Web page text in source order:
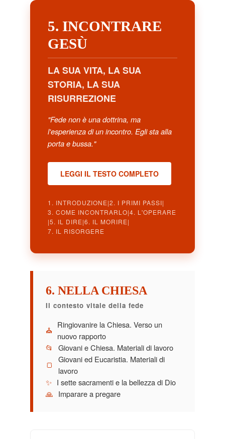
5. INCONTRARE
GESÙ
LA SUA VITA, LA SUA
STORIA, LA SUA
RISURREZIONE
"Fede non è una dottrina, ma
l'esperienza di un incontro. Egli sta alla
porta e bussa."
LEGGI IL TESTO COMPLETO
1. INTRODUZIONE|2. I PRIMI PASSI|
3. COME INCONTRARLO|4. L'OPERARE
|5. IL DIRE|6. IL MORIRE|
7. IL RISORGERE
6. NELLA CHIESA
Il contesto vitale della fede
⛪
Ringiovanire la Chiesa. Verso un
nuovo rapporto
📂
Giovani e Chiesa. Materiali di lavoro
🍞
Giovani ed Eucaristia. Materiali di
lavoro
✨ I sette sacramenti e la bellezza di Dio
🙏 Imparare a pregare